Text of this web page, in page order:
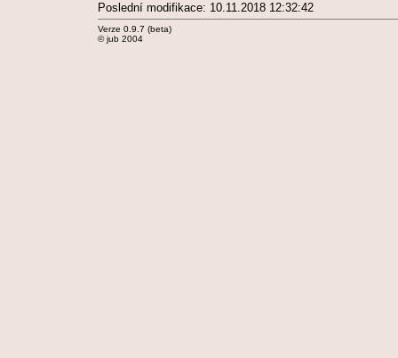
Poslední modifikace: 10.11.2018 12:32:42
Verze 0.9.7 (beta)
© jub 2004